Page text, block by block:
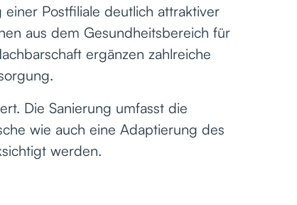
Postfiliale deutlich attraktiver
aus dem Gesundheitsbereich für
ergänzen zahlreiche
Die Sanierung umfasst die
wie auch eine Adaptierung des
werden.